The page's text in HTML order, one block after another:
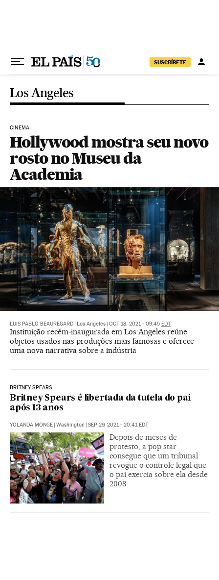
SUSCRÍBETE
Los Angeles
CINEMA
Hollywood mostra seu novo
rosto no Museu da
Academia
LUIS PABLO BEAUREGARD Los Angeles OCT 18, 2021 - 09:45 EDT
Instituição recém-inaugurada em Los Angeles reúne
objetos usados nas produções mais famosas e oferece
uma nova narrativa sobre a indústria
BRITNEY SPEARS
Britney Spears é libertada da tutela do pai
após 13 anos
YOLANDA MONGE Washington SEP 29, 2021 - 20:41 EDT
Depois de meses de
protesto, a pop star
consegue que um tribunal
revogue o controle legal que
o pai exercia sobre ela desde
2008